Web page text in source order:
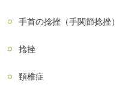
手首の捻挫（手関節捻挫）
捻挫
頚椎症